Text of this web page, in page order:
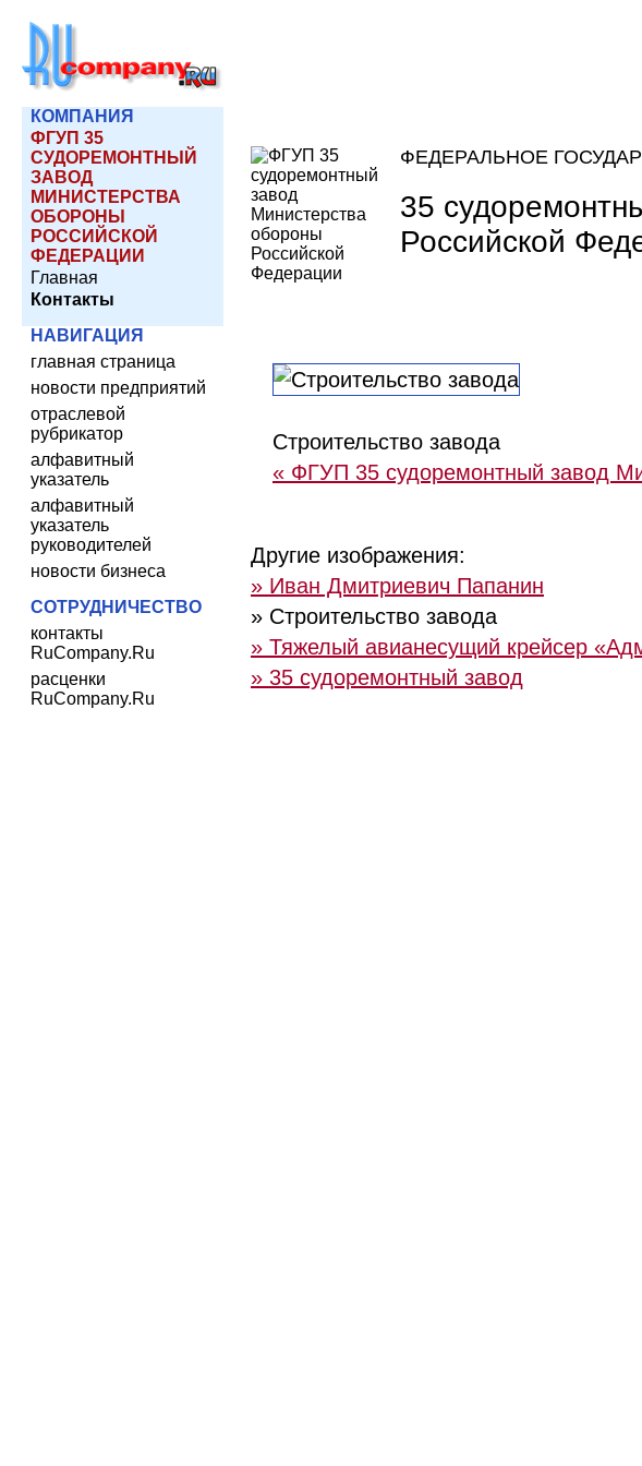
КОМПАНИЯ
ФГУП 35
СУДОРЕМОНТНЫЙ
ЗАВОД
МИНИСТЕРСТВА
ОБОРОНЫ
РОССИЙСКОЙ
ФЕДЕРАЦИИ
Главная
Контакты
НАВИГАЦИЯ
главная страница
новости предприятий
отраслевой
рубрикатор
алфавитный
указатель
алфавитный
указатель
руководителей
новости бизнеса
СОТРУДНИЧЕСТВО
контакты
RuCompany.Ru
расценки
RuCompany.Ru
ФЕДЕРАЛЬНОЕ
35
Российской
Строительство завода
« ФГУП 35 судоремонтный завод
Другие изображения:
» Иван Дмитриевич Папанин
» Строительство завода
» Тяжелый авианесущий крейсер
» 35 судоремонтный завод